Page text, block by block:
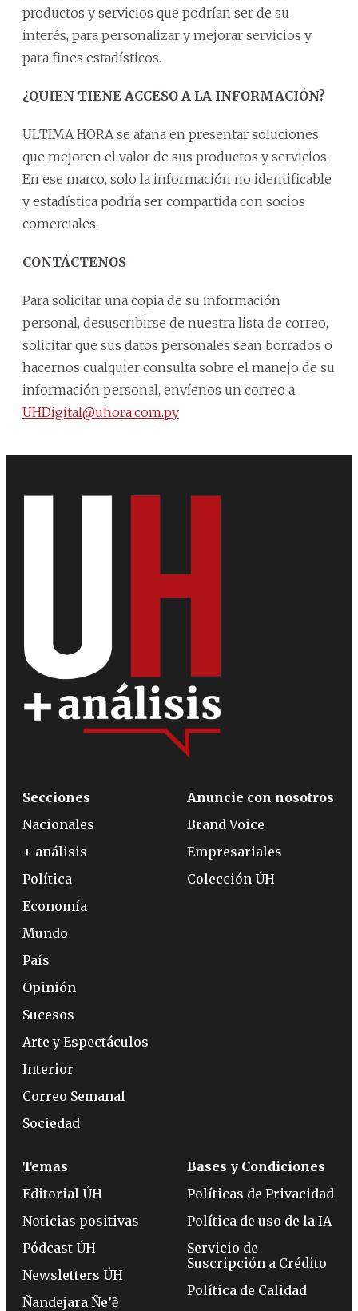
productos y servicios que podrían ser de su
interés, para personalizar y mejorar servicios y
para fines estadísticos.
¿QUIEN TIENE ACCESO A LA INFORMACIÓN?
ULTIMA HORA se afana en presentar soluciones
que mejoren el valor de sus productos y servicios.
En ese marco, solo la información no identificable
y estadística podría ser compartida con socios
comerciales.
CONTÁCTENOS
Para solicitar una copia de su información
personal, desuscribirse de nuestra lista de correo,
solicitar que sus datos personales sean borrados o
hacernos cualquier consulta sobre el manejo de su
información personal, envíenos un correo a
UHDigital@uhora.com.py
Secciones
Nacionales
+ análisis
Política
Economía
Mundo
País
Opinión
Sucesos
Arte y Espectáculos
Interior
Correo Semanal
Sociedad
Anuncie con nosotros
Brand Voice
Empresariales
Colección ÚH
Temas
Editorial ÚH
Noticias positivas
Pódcast ÚH
Newsletters ÚH
Ñandejara Ñe’ẽ
Bases y Condiciones
Políticas de Privacidad
Política de uso de la IA
Servicio de
Suscripción a Crédito
Política de Calidad